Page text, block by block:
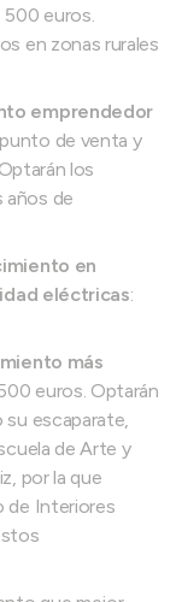
500 euros.
en zonas rurales
emprendedor
de venta y
los
años de
en
eléctricas:
más
euros. Optarán
escaparate,
de Arte y
por la que
de Interiores